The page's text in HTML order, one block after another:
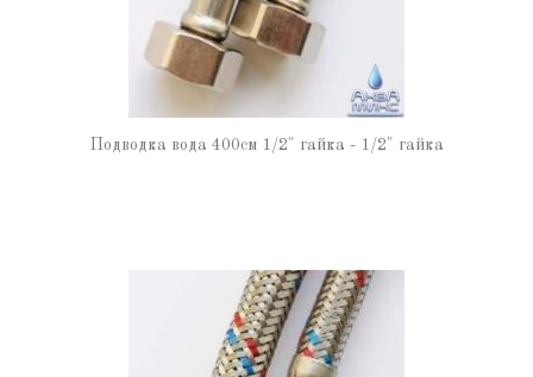
Подводка вода 400см 1/2" гайка - 1/2" гайка